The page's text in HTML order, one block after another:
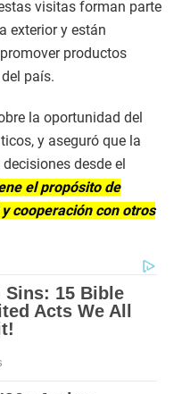
visitas forman parte
exterior y están
productos
país.
la oportunidad del
y aseguró que la
desde el
el propósito de
cooperación con otros